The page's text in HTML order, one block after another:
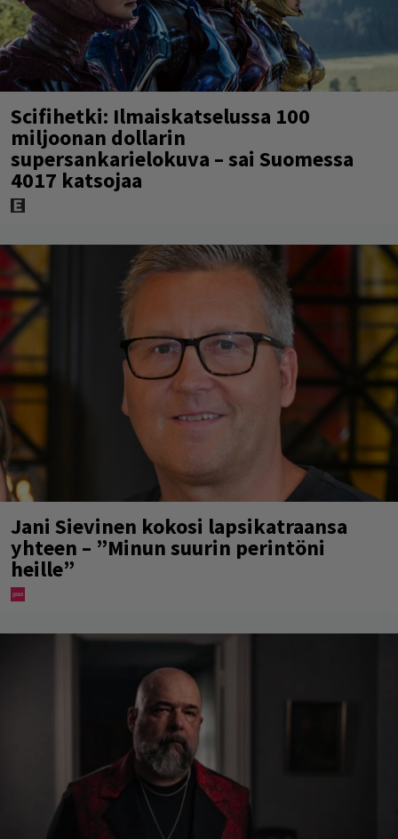
Scifihetki: Ilmaiskatselussa 100
miljoonan dollarin
supersankarielokuva – sai Suomessa
4017 katsojaa
Jani Sievinen kokosi lapsikatraansa
yhteen – ”Minun suurin perintöni
heille”